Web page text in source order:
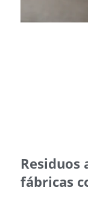
Residuos
fábricas